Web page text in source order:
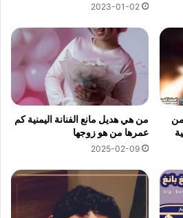
2023-01-02
من هي هديل مانع الفنانة اليمنية كم
عمرها من هو زوجها
2025-02-09